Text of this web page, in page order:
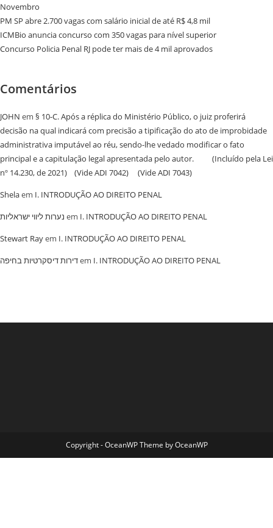
Novembro
PM SP abre 2.700 vagas com salário inicial de até R$ 4,8 mil
ICMBio anuncia concurso com 350 vagas para nível superior
Concurso Policia Penal RJ pode ter mais de 4 mil aprovados
Comentários
JOHN em § 10-C. Após a réplica do Ministério Público, o juiz proferirá
decisão na qual indicará com precisão a tipificação do ato de improbidade
administrativa imputável ao réu, sendo-lhe vedado modificar o fato
principal e a capitulação legal apresentada pelo autor. (Incluído pela Lei
nº 14.230, de 2021) (Vide ADI 7042) (Vide ADI 7043)
Shelaem I. INTRODUÇÃO AO DIREITO PENAL
נערות ליווי ישראליות em I. INTRODUÇÃO AO DIREITO PENAL
Stewart Rayem I. INTRODUÇÃO AO DIREITO PENAL
‏דירות דיסקרטיות בחיפהem I. INTRODUÇÃO AO DIREITO PENAL
Copyright - OceanWP Theme by OceanWP